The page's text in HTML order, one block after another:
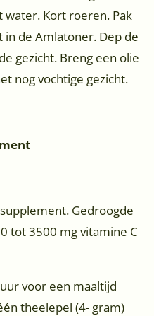
water. Kort roeren. Pak
in de Amlatoner. Dep de
gezicht. Breng een olie
nog vochtige gezicht.
Gedroogde
tot 3500 mg vitamine C
voor een maaltijd
theelepel (4- gram)